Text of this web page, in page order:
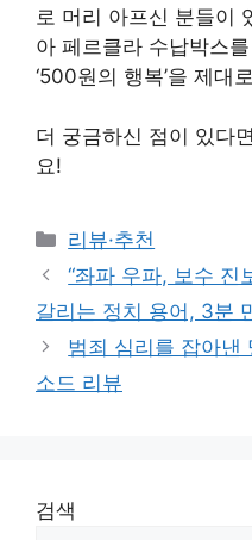
로 머리 아프신 분들이
아 페르클라 수납박스
‘500원의 행복’을 제대
더 궁금하신 점이 있다
요!
Categories
리뷰·추천
“좌파 우파, 보수 진
갈리는 정치 용어, 3분
범죄 심리를 잡아낸
소드 리뷰
검색